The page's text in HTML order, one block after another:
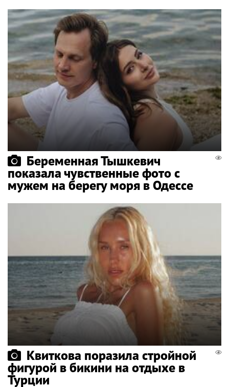
Беременная Тышкевич
показала чувственные фото с
мужем на берегу моря в Одессе
Квиткова поразила стройной
фигурой в бикини на отдыхе в
Турции